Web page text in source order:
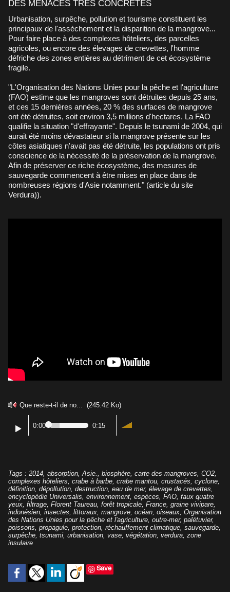
DES MENACES TRÈS CONCRÈTES
Urbanisation, surpêche, pollution et tourisme constituent les
principaux de l'assèchement et la disparition de la mangrove...
Pour faire place à des complexes hôteliers, des parcelles
agricoles, ou encore des élevages de crevettes, l'homme
défriche des zones entières au détriment de cet écosystème
fragile.
"L'Organisation des Nations Unies pour la pêche et l'agriculture
(FAO) estime que les mangroves sont détruites depuis 25 ans,
et ces 15 dernières années, 20 % des surfaces de mangrove
ont été détruites, soit environ 3,5 millions d'hectares. La FAO
qualifie la situation "d'effrayante". Depuis le tsunami de 2004, qui
aurait été moins dévastateur si la mangrove présente sur les
côtes asiatiques n'avait pas été détruite, les populations ont pris
conscience de la nécessité de la préservation de la mangrove.
Afin de préserver ce riche écosystème, des mesures de
sauvegarde commencent à être mises en place dans de
nombreuses régions d'Asie notamment." (article du site
Verdura)).
Que reste-t-il de no... (245.42 Ko)
0:00 0:15
Tags : 2014, absorption,Asie., biosphère, carte des mangroves, CO2,
complexes hôteliers, crabe à barbe, crabe mantou, crustacés, cyclone,
définition, dépollution, destruction, eau de mer, élevage de crevettes,
encyclopédie Universalis, environnement, espèces, FAO, faux quatre
yeux, filtrage, Florent Taureau, forêt tropicale, France, graine vivipare,
indonésien, insectes, littoraux, mangrove, océan, oiseaux, Organisation
des Nations Unies pour la pêche et l'agriculture, outre-mer, palétuvier,
poissons, propagule, protection, réchauffement climatique, sauvegarde,
surpêche, tsunami, urbanisation, vase, végétation, verdura, zone
insulaire
Save